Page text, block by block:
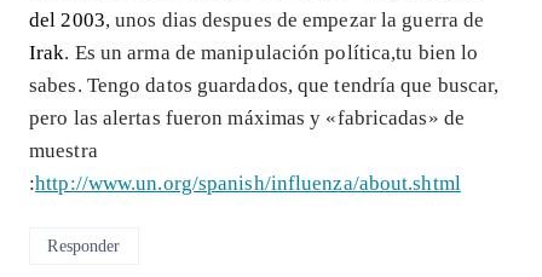
del 2003, unos dias despues de empezar la guerra de
Irak. Es un arma de manipulación política,tu bien lo
sabes. Tengo datos guardados, que tendría que buscar,
pero las alertas fueron máximas y «fabricadas» de
muestra
:http://www.un.org/spanish/influenza/about.shtml
Responder